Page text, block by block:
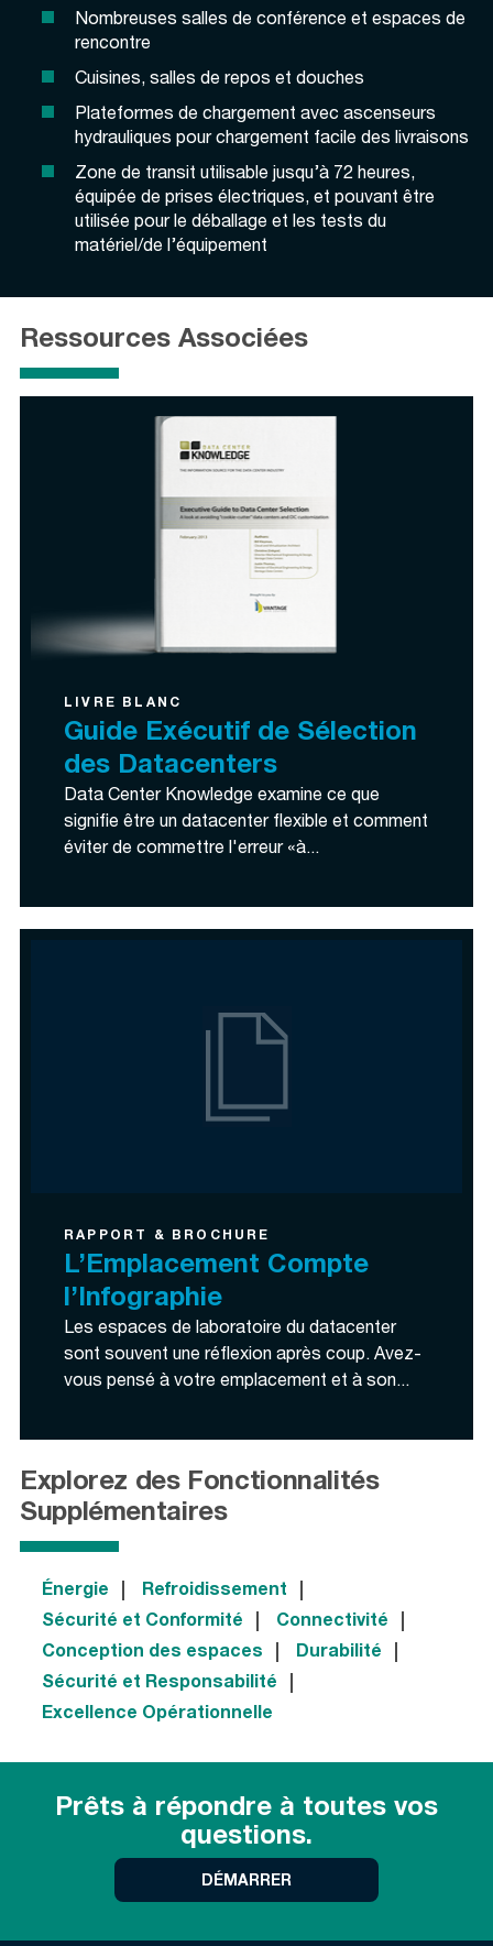
Nombreuses salles de conférence et espaces de
rencontre
Cuisines, salles de repos et douches
Plateformes de chargement avec ascenseurs
hydrauliques pour chargement facile des livraisons
Zone de transit utilisable jusqu’à 72 heures,
équipée de prises électriques, et pouvant être
utilisée pour le déballage et les tests du
matériel/de l’équipement
Ressources Associées
LIVRE BLANC
Guide Exécutif de Sélection
des Datacenters
Data Center Knowledge examine ce que
signifie être un datacenter flexible et comment
éviter de commettre l'erreur «à...
RAPPORT & BROCHURE
L’Emplacement Compte
l’Infographie
Les espaces de laboratoire du datacenter
sont souvent une réflexion après coup. Avez-
vous pensé à votre emplacement et à son...
Explorez des Fonctionnalités
Supplémentaires
Énergie
Refroidissement
Sécurité et Conformité
Connectivité
Conception des espaces
Durabilité
Sécurité et Responsabilité
Excellence Opérationnelle
Prêts à répondre à toutes vos
questions.
DÉMARRER